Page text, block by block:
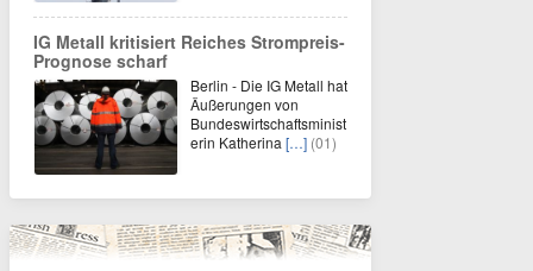
IG Metall kritisiert Reiches Strompreis-
Prognose scharf
Berlin - Die IG Metall hat
Äußerungen von
Bundeswirtschaftsminist
erin Katherina […] (01)